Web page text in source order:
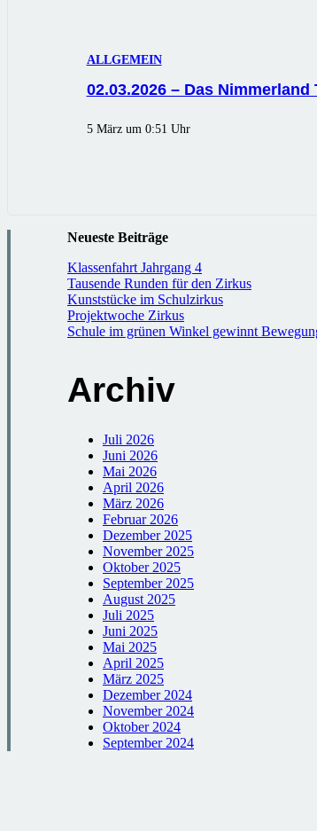
ALLGEMEIN
02.03.2026 – Das
5 März um 0:51 Uhr
Neueste Beiträge
Klassenfahrt Jahrgang 4
Tausende Runden für den Zirkus
Kunststücke im Schulzirkus
Projektwoche Zirkus
Schule im grünen Winkel gewinnt
Archiv
Juli 2026
Juni 2026
Mai 2026
April 2026
März 2026
Februar 2026
Dezember 2025
November 2025
Oktober 2025
September 2025
August 2025
Juli 2025
Juni 2025
Mai 2025
April 2025
März 2025
Dezember 2024
November 2024
Oktober 2024
September 2024